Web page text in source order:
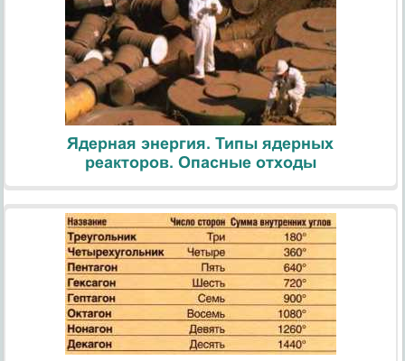
Ядерная энергия. Типы ядерных
реакторов. Опасные отходы